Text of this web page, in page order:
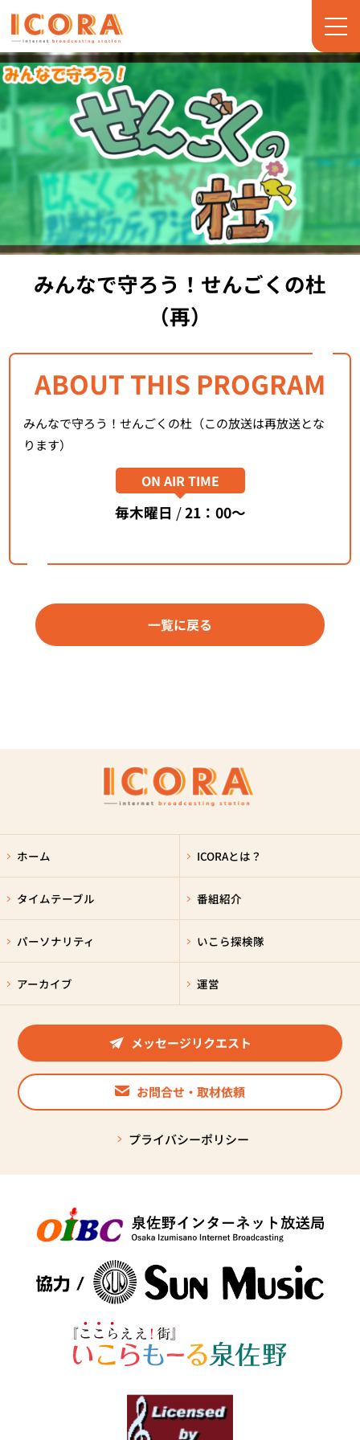
みんなで守ろう！せんごくの杜
（再）
ABOUT THIS PROGRAM
みんなで守ろう！せんごくの杜（この放送は再放送とな
ります）
ON AIR TIME
毎木曜日 /21：00～
一覧に戻る
ホーム ICORAとは？
タイムテーブル 番組紹介
パーソナリティ いこら探検隊
アーカイブ 運営
メッセージリクエスト
お問合せ・取材依頼
プライバシーポリシー